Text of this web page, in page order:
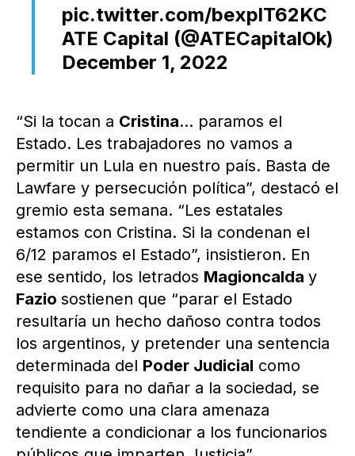
pic.twitter.com/bexplT62KC
ATE Capital (@ATECapitalOk)
December 1, 2022
“Si la tocan a Cristina… paramos el
Estado. Les trabajadores no vamos a
permitir un Lula en nuestro país. Basta de
Lawfare y persecución política”, destacó el
gremio esta semana. “Les estatales
estamos con Cristina. Si la condenan el
6/12 paramos el Estado”, insistieron. En
ese sentido, los letrados Magioncalda y
Fazio sostienen que “parar el Estado
resultaría un hecho dañoso contra todos
los argentinos, y pretender una sentencia
determinada del Poder Judicial como
requisito para no dañar a la sociedad, se
advierte como una clara amenaza
tendiente a condicionar a los funcionarios